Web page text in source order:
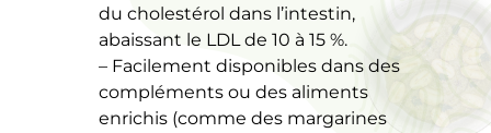
du cholestérol dans l’intestin,
abaissant le LDL de 10 à 15 %.
– Facilement disponibles dans des
compléments ou des aliments
enrichis (comme des margarines